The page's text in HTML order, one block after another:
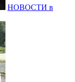
НОВОСТИ в